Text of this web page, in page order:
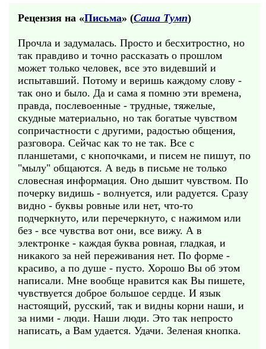
Рецензия на «Письма» (Саша Тумп)
Прочла и задумалась. Просто и бесхитростно, но
так правдиво и точно рассказать о прошлом
может только человек, все это видевший и
испытавший. Потому и веришь каждому слову -
так оно и было. Да и сама я помню эти времена,
правда, послевоенные - трудные, тяжелые,
скудные материально, но так богатые чувством
сопричастности с другими, радостью общения,
разговора. Сейчас как то не так. Все с
планшетами, с кнопочками, и писем не пишут, по
"мылу" общаются. А ведь в письме не только
словесная информация. Оно дышит чувством. По
почерку видишь - волнуется, или радуется. Сразу
видно - буквы ровные или нет, что-то
подчеркнуто, или перечеркнуто, с нажимом или
без - все чувства вот они, все вижу. А в
электронке - каждая буква ровная, гладкая, и
никакого за ней переживания нет. По форме -
красиво, а по душе - пусто. Хорошо Вы об этом
написали. Мне вообще нравится как Вы пишете,
чувствуется доброе большое сердце. И язык
настоящий, русский, так и видны корни наши, и
за ними - люди. Наши люди. Это так непросто
написать, а Вам удается. Удачи. Зеленая кнопка.